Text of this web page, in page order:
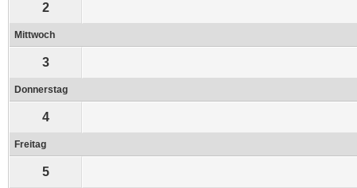
2
Mittwoch
3
Donnerstag
4
Freitag
5